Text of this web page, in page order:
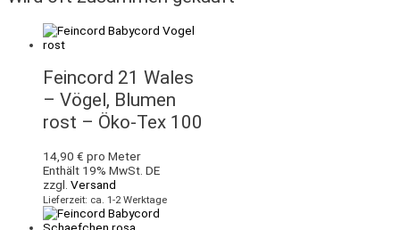
Feincord 21 Wales
– Vögel, Blumen
rost – Öko-Tex 100
14,90 € pro Meter
Enthält 19% MwSt. DE
zzgl. Versand
Lieferzeit: ca. 1-2 Werktage